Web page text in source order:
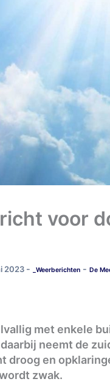
voor
2023 - _Weerberichten - De
met enkele
neemt de
droog en
zwak.